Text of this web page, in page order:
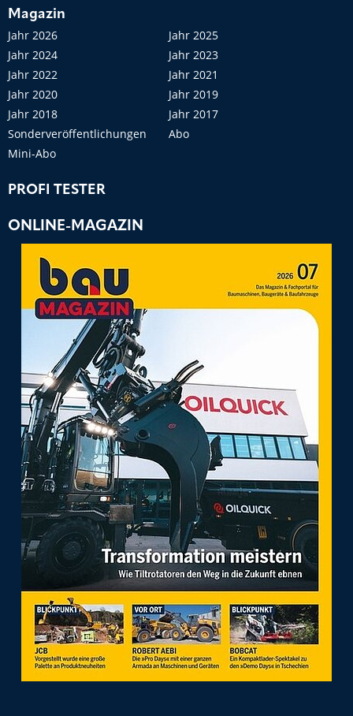
Magazin
Jahr 2026
Jahr 2025
Jahr 2024
Jahr 2023
Jahr 2022
Jahr 2021
Jahr 2020
Jahr 2019
Jahr 2018
Jahr 2017
Sonderveröffentlichungen
Abo
Mini-Abo
PROFI TESTER
ONLINE-MAGAZIN